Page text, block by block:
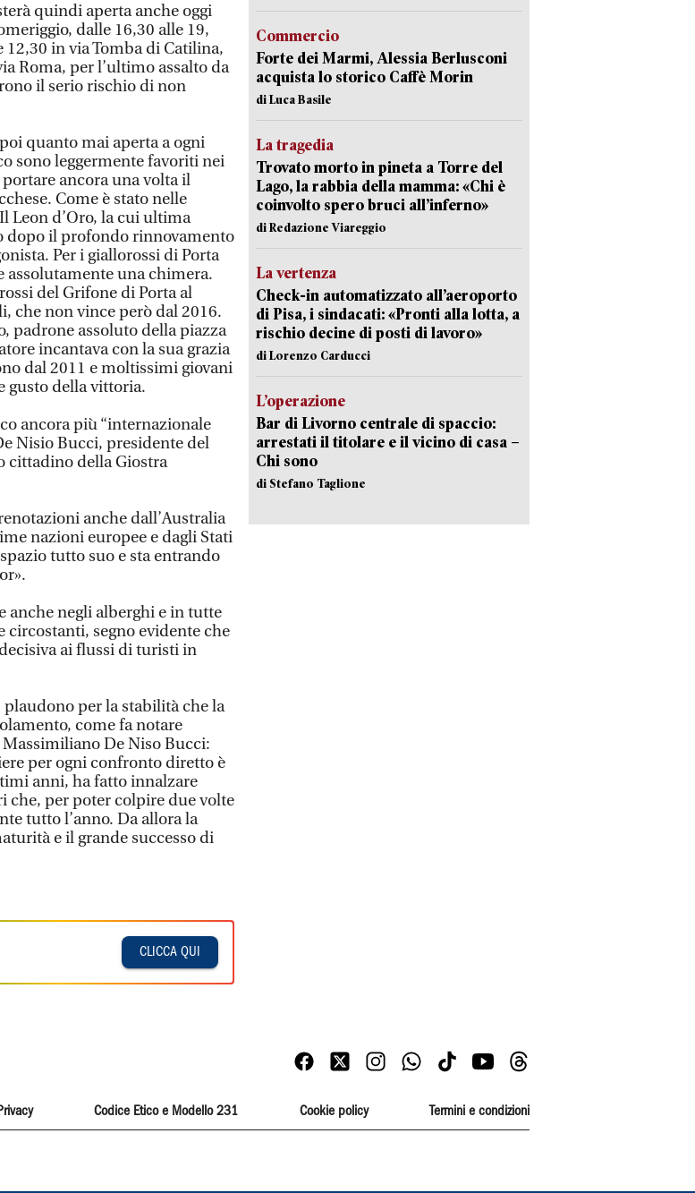
quindi aperta anche oggi
dalle 16,30 alle 19,
12,30 in via Tomba di Catilina,
Roma, per l’ultimo assalto da
il serio rischio di non
quanto mai aperta a ogni
sono leggermente favoriti nei
ancora una volta il
Come è stato nelle
Leon d’Oro, la cui ultima
dopo il profondo rinnovamento
Per i giallorossi di Porta
assolutamente una chimera.
del Grifone di Porta al
che non vince però dal 2016.
padrone assoluto della piazza
incantava con la sua grazia
dal 2011 e moltissimi giovani
gusto della vittoria.
ancora più “internazionale
Nisio Bucci, presidente del
cittadino della Giostra
anche dall’Australia
nazioni europee e dagli Stati
tutto suo e sta entrando
anche negli alberghi e in tutte
segno evidente che
ai flussi di turisti in
plaudono per la stabilità che la
come fa notare
De Niso Bucci:
per ogni confronto diretto è
anni, ha fatto innalzare
che, per poter colpire due volte
tutto l’anno. Da allora la
e il grande successo di
CLICCA QUI
Commercio
Forte dei Marmi, Alessia Berlusconi
acquista lo storico Caffè Morin
di Luca Basile
La tragedia
Trovato morto in pineta a Torre del
Lago, la rabbia della mamma: «Chi è
coinvolto spero bruci all’inferno»
di Redazione Viareggio
La vertenza
Check-in automatizzato all’aeroporto
di Pisa, i sindacati: «Pronti alla lotta, a
rischio decine di posti di lavoro»
di Lorenzo Carducci
L’operazione
Bar di Livorno centrale di spaccio:
arrestati il titolare e il vicino di casa –
Chi sono
di Stefano Taglione
Privacy Codice Etico e Modello 231 Cookie policy Termini e condizioni